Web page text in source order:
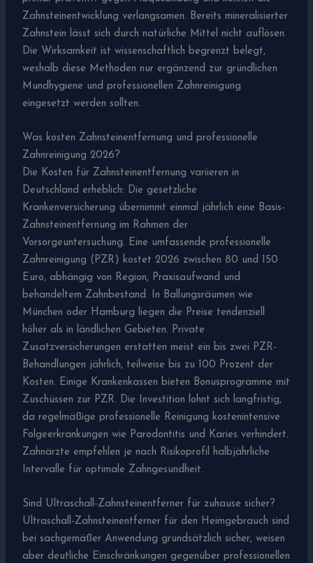
Zahnsteinentwicklung verlangsamen. Bereits mineralisierter
Zahnstein lässt sich durch natürliche Mittel nicht auflösen.
Die Wirksamkeit ist wissenschaftlich begrenzt belegt,
weshalb diese Methoden nur ergänzend zur gründlichen
Mundhygiene und professionellen Zahnreinigung
eingesetzt werden sollten.
Was kosten Zahnsteinentfernung und professionelle
Zahnreinigung 2026?
Die Kosten für Zahnsteinentfernung variieren in
Deutschland erheblich: Die gesetzliche
Krankenversicherung übernimmt einmal jährlich eine Basis-
Zahnsteinentfernung im Rahmen der
Vorsorgeuntersuchung. Eine umfassende professionelle
Zahnreinigung (PZR) kostet 2026 zwischen 80 und 150
Euro, abhängig von Region, Praxisaufwand und
behandeltem Zahnbestand. In Ballungsräumen wie
München oder Hamburg liegen die Preise tendenziell
höher als in ländlichen Gebieten. Private
Zusatzversicherungen erstatten meist ein bis zwei PZR-
Behandlungen jährlich, teilweise bis zu 100 Prozent der
Kosten. Einige Krankenkassen bieten Bonusprogramme mit
Zuschüssen zur PZR. Die Investition lohnt sich langfristig,
da regelmäßige professionelle Reinigung kostenintensive
Folgeerkrankungen wie Parodontitis und Karies verhindert.
Zahnärzte empfehlen je nach Risikoprofil halbjährliche
Intervalle für optimale Zahngesundheit.
Sind Ultraschall-Zahnsteinentferner für zuhause sicher?
Ultraschall-Zahnsteinentferner für den Heimgebrauch sind
bei sachgemäßer Anwendung grundsätzlich sicher, weisen
aber deutliche Einschränkungen gegenüber professionellen